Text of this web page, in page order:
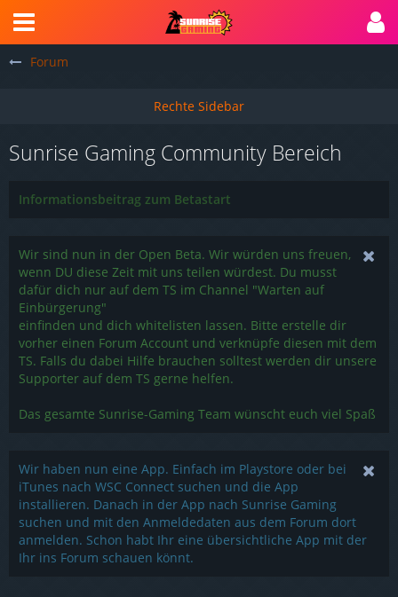
Forum
Sunrise Gaming Community Bereich
Informationsbeitrag zum Betastart
Wir sind nun in der Open Beta. Wir würden uns freuen,
wenn DU diese Zeit mit uns teilen würdest. Du musst
dafür dich nur auf dem TS im Channel "Warten auf
Einbürgerung"
einfinden und dich whitelisten lassen. Bitte erstelle dir
vorher einen Forum Account und verknüpfe diesen mit dem
TS. Falls du dabei Hilfe brauchen solltest werden dir unsere
Supporter auf dem TS gerne helfen.
Das gesamte Sunrise-Gaming Team wünscht euch viel Spaß
Wir haben nun eine App. Einfach im Playstore oder bei
iTunes nach WSC Connect suchen und die App
installieren. Danach in der App nach Sunrise Gaming
suchen und mit den Anmeldedaten aus dem Forum dort
anmelden. Schon habt Ihr eine übersichtliche App mit der
Ihr ins Forum schauen könnt.